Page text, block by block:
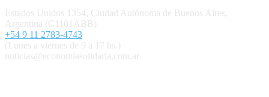
Estados Unidos 1354, Ciudad Autónoma de Buenos Aires,
Argentina (C1101ABB)
+54 9 11 2783-4743
(Lunes a viernes de 9 a 17 hs.)
noticias@economiasolidaria.com.ar